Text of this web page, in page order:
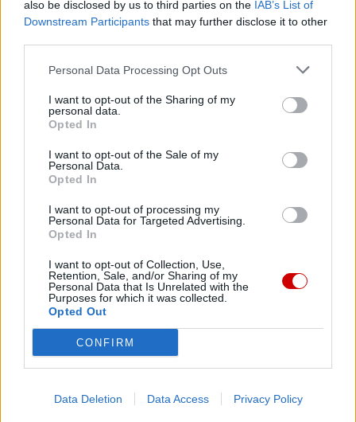
also be disclosed by us to third parties on the IAB’s List of
Downstream Participants that may further disclose it to other
Personal Data Processing Opt Outs
I want to opt-out of the Sharing of my
personal data.
Opted In
I want to opt-out of the Sale of my
Personal Data.
Opted In
I want to opt-out of processing my
Personal Data for Targeted Advertising.
Opted In
I want to opt-out of Collection, Use,
Retention, Sale, and/or Sharing of my
Personal Data that Is Unrelated with the
Purposes for which it was collected.
Opted Out
CONFIRM
Data Deletion Data Access Privacy Policy
Wakacje biskupa Piotra Przyborka